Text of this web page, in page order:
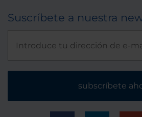
Suscríbete a nuestra
subscríbete